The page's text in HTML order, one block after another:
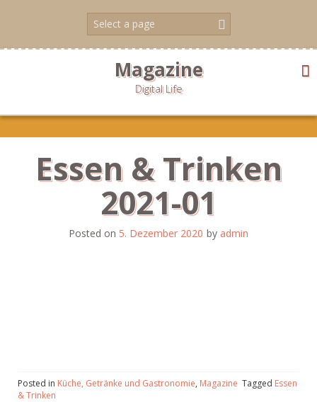
Magazine
Digital Life
Essen & Trinken
2021-01
Posted on 5. Dezember 2020 by admin
Posted in Küche, Getränke und Gastronomie, Magazine Tagged Essen
& Trinken